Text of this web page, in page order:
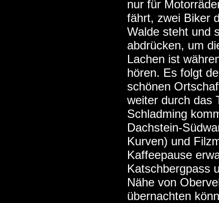
nur für
fährt, zwei Biker
Walde steht und
abdrücken, um
Lachen ist
hören. Es folgt
schönen
weiter durch das
Schladming
Dachstein-
Kurven) und
Kaffeepause
Katschbergpass
Nähe von
übernachten